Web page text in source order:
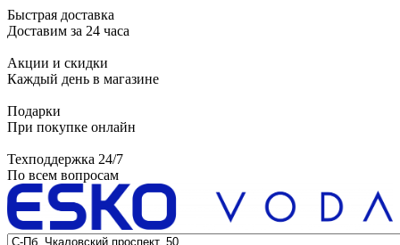
Быстрая доставка
Доставим за 24 часа
Акции и скидки
Каждый день в магазине
Подарки
При покупке онлайн
Техподдержка 24/7
По всем вопросам